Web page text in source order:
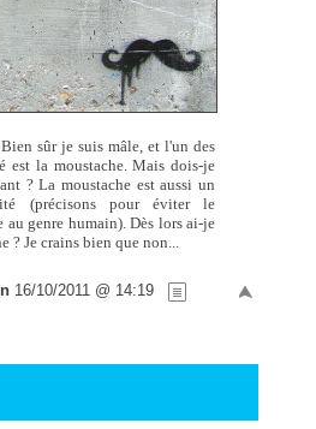
sûr je suis mâle, et l'un des
est la moustache. Mais dois-je
? La moustache est aussi un
(précisons pour éviter le
au genre humain). Dès lors ai-je
? Je crains bien que non...
16/10/2011 @ 14:19